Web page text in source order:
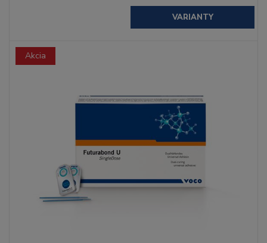
VARIANTY
Akcia